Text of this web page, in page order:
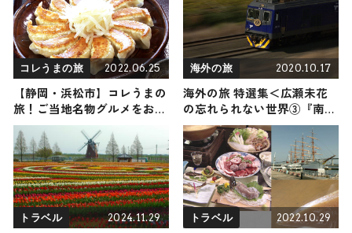
コレうまの旅 2022.06.25
【静岡・浜松市】コレうまの
旅！ご当地名物グルメをお届
け
海外の旅 2020.10.17
海外の旅 特選集＜広瀬未花
の忘れられない世界③『南部
アフリカ編』＞
トラベル 2024.11.29 トラベル 2022.10.29